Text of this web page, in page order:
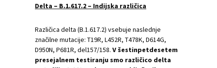
Delta – B.1.617.2 – Indijska različica
Različica delta (B.1.617.2) vsebuje naslednje
značilne mutacije: T19R, L452R, T478K, D614G,
D950N, P681R, del157/158. V šestinpetdesetem
presejalnem testiranju smo različico delta